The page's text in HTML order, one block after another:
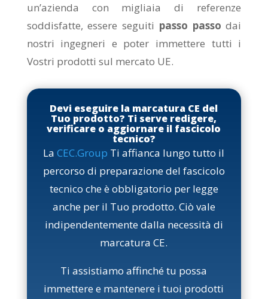
un’azienda con migliaia di referenze
soddisfatte, essere seguiti passo passo dai
nostri ingegneri e poter immettere tutti i
Vostri prodotti sul mercato UE.
Devi eseguire la marcatura CE del
Tuo prodotto? Ti serve redigere,
verificare o aggiornare il fascicolo
tecnico?
La CEC.Group Ti affianca lungo tutto il
percorso di preparazione del fascicolo
tecnico che è obbligatorio per legge
anche per il Tuo prodotto. Ciò vale
indipendentemente dalla necessità di
marcatura CE.
Ti assistiamo affinché tu possa
immettere e mantenere i tuoi prodotti